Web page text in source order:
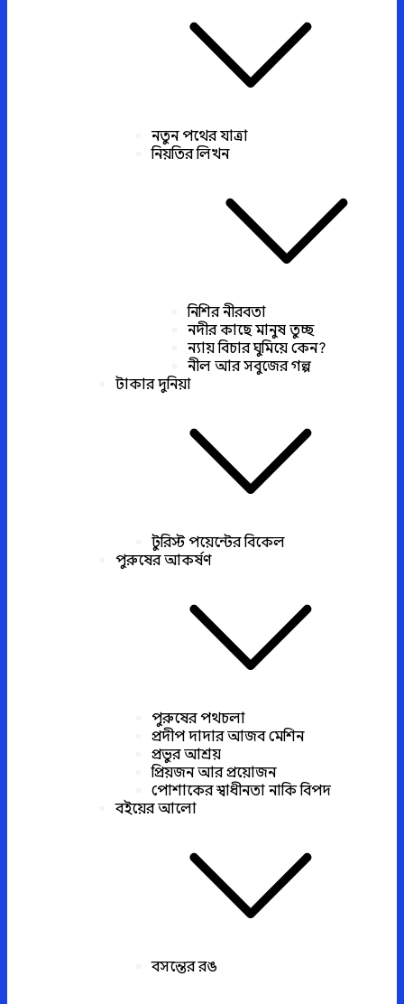
নতুন পথের যাত্রা
নিয়তির লিখন
নিশির নীরবতা
নদীর কাছে মানুষ তুচ্ছ
ন্যায় বিচার ঘুমিয়ে কেন?
নীল আর সবুজের গল্প
টাকার দুনিয়া
টুরিস্ট পয়েন্টের বিকেল
পুরুষের আকর্ষণ
পুরুষের পথচলা
প্রদীপ দাদার আজব মেশিন
প্রভুর আশ্রয়
প্রিয়জন আর প্রয়োজন
পোশাকের স্বাধীনতা নাকি বিপদ
বইয়ের আলো
বসন্তের রঙ